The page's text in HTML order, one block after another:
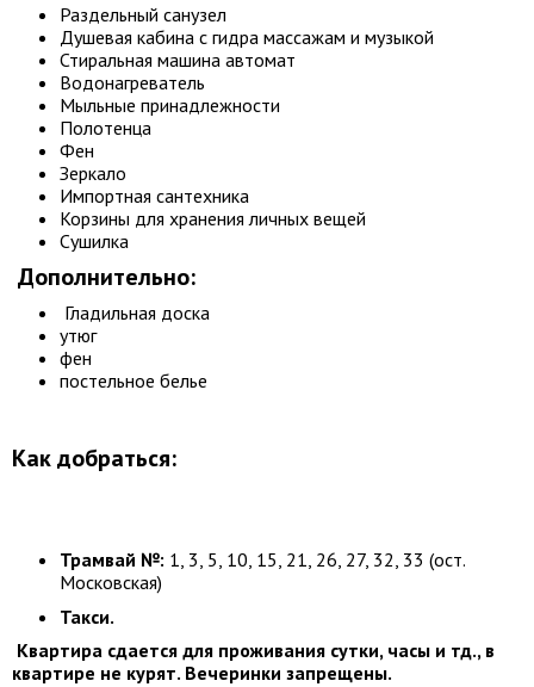
Раздельный санузел
Душевая кабина с гидра массажам и музыкой
Стиральная машина автомат
Водонагреватель
Мыльные принадлежности
Полотенца
Фен
Зеркало
Импортная сантехника
Корзины для хранения личных вещей
Сушилка
Дополнительно:
Гладильная доска
утюг
фен
постельное белье
Как добраться:
Трамвай №: 1, 3, 5, 10, 15, 21, 26, 27, 32, 33 (ост.
Московская)
Такси.
Квартира сдается для проживания сутки, часы и тд., в
квартире не курят. Вечеринки запрещены.